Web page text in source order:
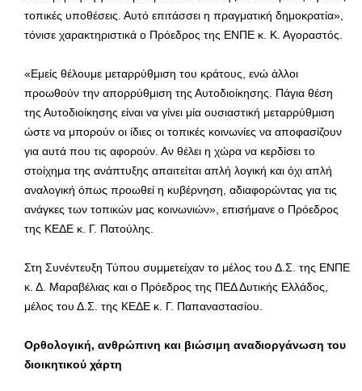
τοπικές υποθέσεις. Αυτό επιτάσσει η πραγματική δημοκρατία»,
τόνισε χαρακτηριστικά ο Πρόεδρος της ΕΝΠΕ κ. Κ. Αγοραστός.
«Εμείς θέλουμε μεταρρύθμιση του κράτους, ενώ άλλοι
προωθούν την απορρύθμιση της Αυτοδιοίκησης. Πάγια θέση
της Αυτοδιοίκησης είναι να γίνει μία ουσιαστική μεταρρύθμιση
ώστε να μπορούν οι ίδιες οι τοπικές κοινωνίες να αποφασίζουν
για αυτά που τις αφορούν. Αν θέλει η χώρα να κερδίσει το
στοίχημα της ανάπτυξης απαιτείται απλή λογική και όχι απλή
αναλογική όπως προωθεί η κυβέρνηση, αδιαφορώντας για τις
ανάγκες των τοπικών μας κοινωνιών», επισήμανε ο Πρόεδρος
της ΚΕΔΕ κ. Γ. Πατούλης.
Στη Συνέντευξη Τύπου συμμετείχαν το μέλος του Δ.Σ. της ΕΝΠΕ
κ. Δ. Μαραβέλιας και ο Πρόεδρος της ΠΕΔ Δυτικής Ελλάδος,
μέλος του Δ.Σ. της ΚΕΔΕ κ. Γ. Παπαναστασίου.
Ορθολογική, ανθρώπινη και βιώσιμη αναδιοργάνωση του
διοικητικού χάρτη